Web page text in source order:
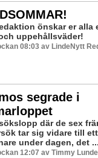
önskar er alla
uppehållsväder!
08:03 av LindeNytt
segrade i
där de sex
tar sig vidare till
under dagen, det
12:07 av Timmy